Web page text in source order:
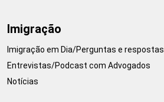
Imigração
Imigração em Dia/Perguntas e respostas
Entrevistas/Podcast com Advogados
Notícias